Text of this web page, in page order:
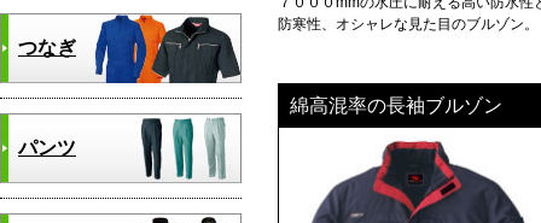
防寒性、オシャレな見た目のブルゾン。
綿高混率の長袖ブルゾン
つなぎ
パンツ